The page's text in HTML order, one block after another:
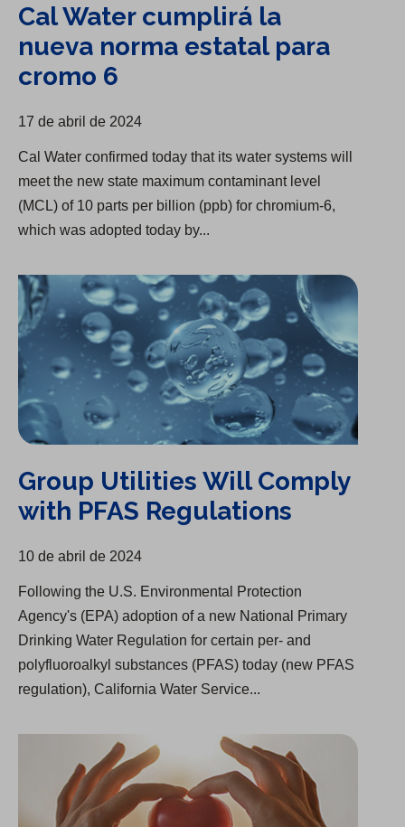
Cal Water cumplirá la
nueva norma estatal para
cromo 6
17 de abril de 2024
Cal Water confirmed today that its water systems will
meet the new state maximum contaminant level
(MCL) of 10 parts per billion (ppb) for chromium-6,
which was adopted today by...
Group Utilities Will Comply with PFAS Regulations
Group Utilities Will Comply
with PFAS Regulations
10 de abril de 2024
Following the U.S. Environmental Protection
Agency's (EPA) adoption of a new National Primary
Drinking Water Regulation for certain per- and
polyfluoroalkyl substances (PFAS) today (new PFAS
regulation), California Water Service...
$83 millones de asistencia para saldos adeudados